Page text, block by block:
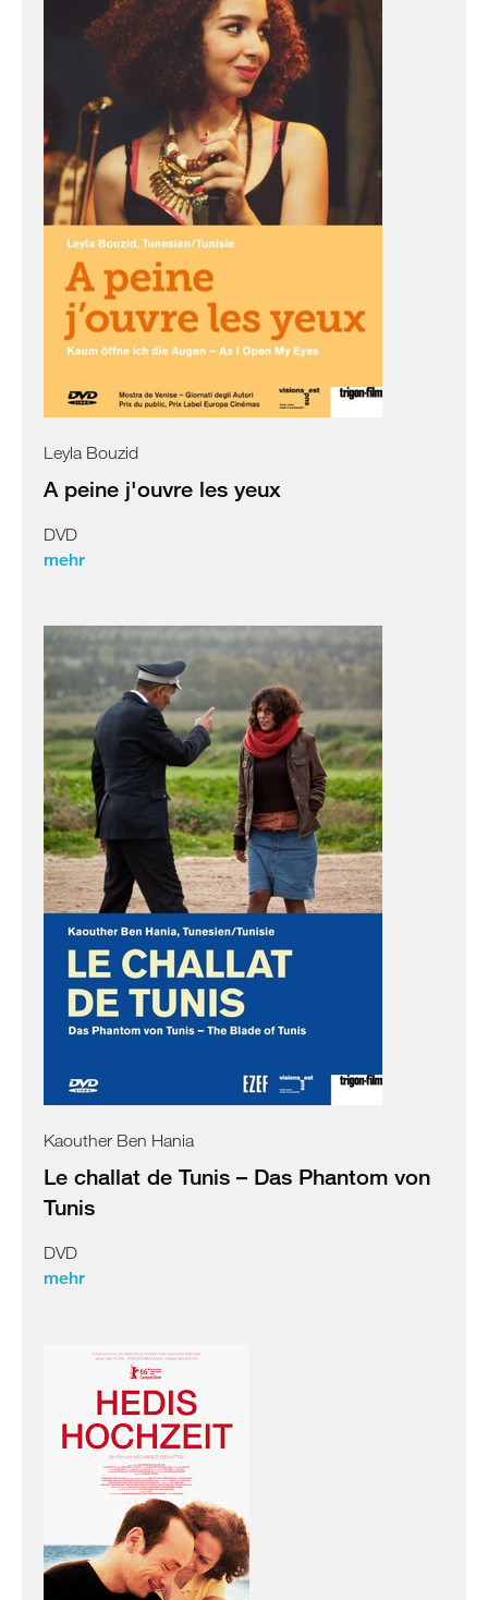
Leyla Bouzid
A peine j'ouvre les yeux
DVD
mehr
Kaouther Ben Hania
Le challat de Tunis – Das Phantom von
Tunis
DVD
mehr